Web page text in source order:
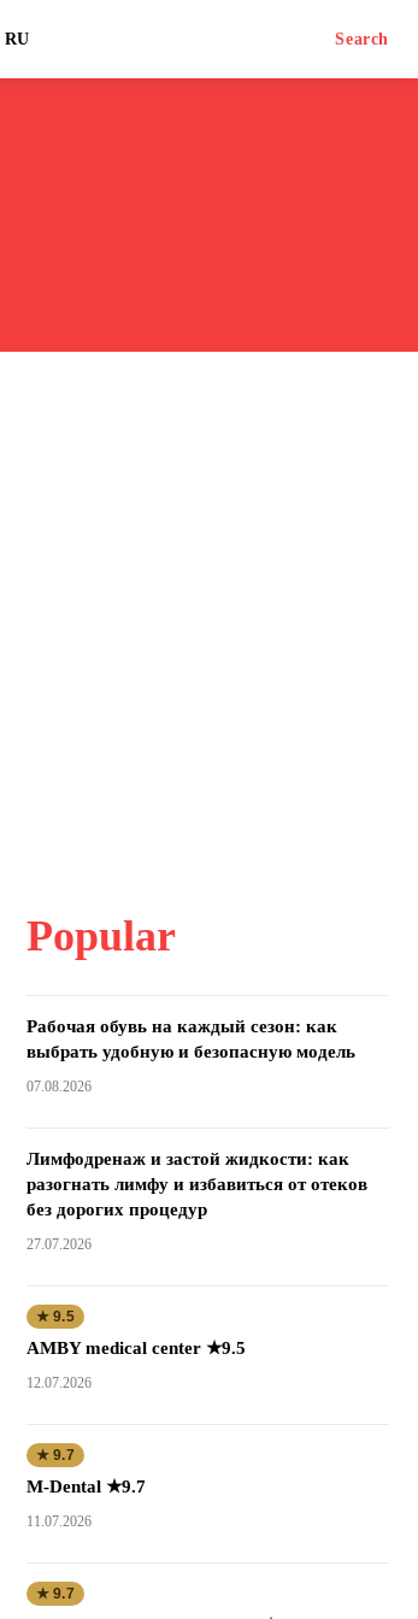
RU Search
Popular
Рабочая обувь на каждый сезон: как
выбрать удобную и безопасную модель
07.08.2026
Лимфодренаж и застой жидкости: как
разогнать лимфу и избавиться от отеков
без дорогих процедур
27.07.2026
★ 9.5
AMBY medical center ★9.5
12.07.2026
★ 9.7
M-Dental ★9.7
11.07.2026
★ 9.7